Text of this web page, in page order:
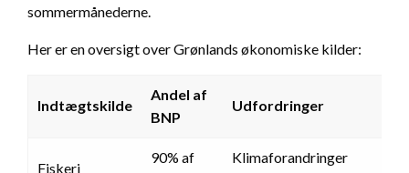
sommermånederne.
Her er en oversigt over Grønlands økonomiske kilder:
Indtægtskilde
Andel af
BNP
Udfordringer
Fiskeri
90% af
Klimaforandringer